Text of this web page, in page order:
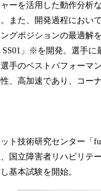
ーを活用した動作分析
また、開発過程におい
グポジションの最適解
」※を開発。選手に
手のベストパフォーマ
、高加速であり、コー
ト技術研究センター「
国立障害者リハビリテ
基本試験を開始。